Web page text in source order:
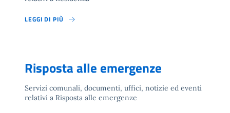
LEGGI DI PIÙ
Risposta alle emergenze
Servizi comunali, documenti, uffici, notizie ed eventi
relativi a Risposta alle emergenze